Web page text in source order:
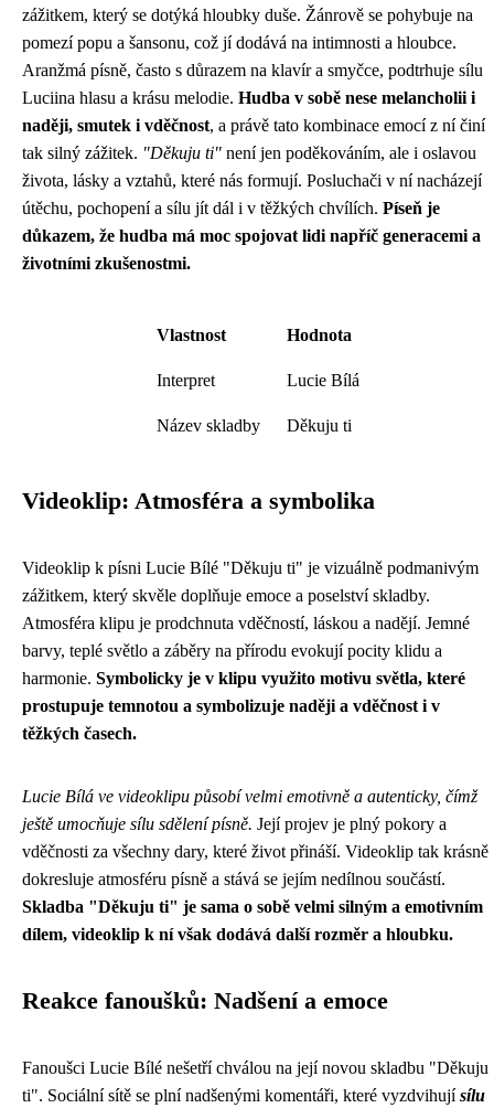
zážitkem, který se dotýká hloubky duše. Žánrově se pohybuje na
pomezí popu a šansonu, což jí dodává na intimnosti a hloubce.
Aranžmá písně, často s důrazem na klavír a smyčce, podtrhuje sílu
Luciina hlasu a krásu melodie. Hudba v sobě nese melancholii i
naději, smutek i vděčnost, a právě tato kombinace emocí z ní činí
tak silný zážitek. "Děkuju ti" není jen poděkováním, ale i oslavou
života, lásky a vztahů, které nás formují. Posluchači v ní nacházejí
útěchu, pochopení a sílu jít dál i v těžkých chvílích. Píseň je
důkazem, že hudba má moc spojovat lidi napříč generacemi a
životními zkušenostmi.
Vlastnost Hodnota
Interpret Lucie Bílá
Název skladby Děkuju ti
Videoklip: Atmosféra a symbolika
Videoklip k písni Lucie Bílé "Děkuju ti" je vizuálně podmanivým
zážitkem, který skvěle doplňuje emoce a poselství skladby.
Atmosféra klipu je prodchnuta vděčností, láskou a nadějí. Jemné
barvy, teplé světlo a záběry na přírodu evokují pocity klidu a
harmonie. Symbolicky je v klipu využito motivu světla, které
prostupuje temnotou a symbolizuje naději a vděčnost i v
těžkých časech.
Lucie Bílá ve videoklipu působí velmi emotivně a autenticky, čímž
ještě umocňuje sílu sdělení písně. Její projev je plný pokory a
vděčnosti za všechny dary, které život přináší. Videoklip tak krásně
dokresluje atmosféru písně a stává se jejím nedílnou součástí.
Skladba "Děkuju ti" je sama o sobě velmi silným a emotivním
dílem, videoklip k ní však dodává další rozměr a hloubku.
Reakce fanoušků: Nadšení a emoce
Fanoušci Lucie Bílé nešetří chválou na její novou skladbu "Děkuju
ti". Sociální sítě se plní nadšenými komentáři, které vyzdvihujísílu